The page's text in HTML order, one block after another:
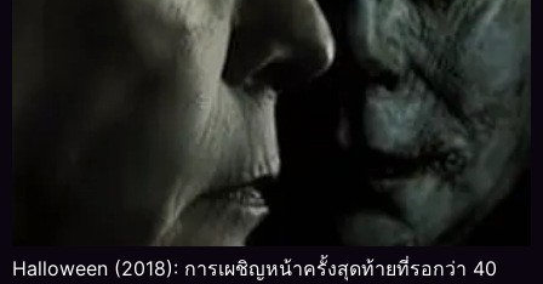
Halloween (2018): การเผชิญหน้าครั้งสุดท้ายที่รอกว่า 40